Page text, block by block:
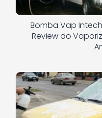
Bomba Vap
Review do